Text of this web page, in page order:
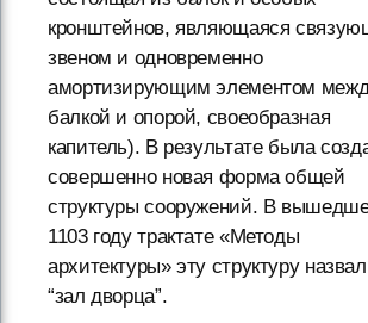
кронштейнов, являющаяся
звеном и одновременно
амортизирующим элементом
балкой и опорой, своеобразная
капитель). В результате была
совершенно новая форма общей
структуры сооружений. В
1103 году трактате «Методы
архитектуры» эту структуру
“зал дворца”.